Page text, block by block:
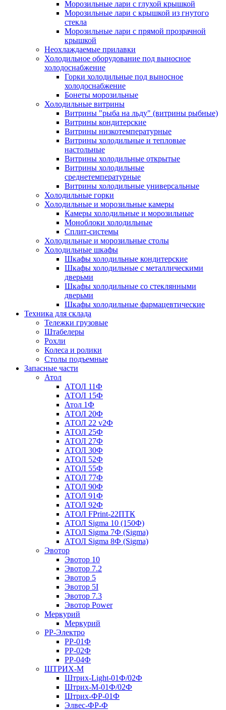
Морозильные лари с глухой крышкой
Морозильные лари с крышкой из гнутого
стекла
Морозильные лари с прямой прозрачной
крышкой
Неохлаждаемые прилавки
Холодильное оборудование под выносное
холодоснабжение
Горки холодильные под выносное
холодоснабжение
Бонеты морозильные
Холодильные витрины
Витрины "рыба на льду" (витрины рыбные)
Витрины кондитерские
Витрины низкотемпературные
Витрины холодильные и тепловые
настольные
Витрины холодильные открытые
Витрины холодильные
среднетемпературные
Витрины холодильные универсальные
Холодильные горки
Холодильные и морозильные камеры
Камеры холодильные и морозильные
Моноблоки холодильные
Сплит-системы
Холодильные и морозильные столы
Холодильные шкафы
Шкафы холодильные кондитерские
Шкафы холодильные с металлическими
дверьми
Шкафы холодильные со стеклянными
дверьми
Шкафы холодильные фармацевтические
Техника для склада
Тележки грузовые
Штабелеры
Рохли
Колеса и ролики
Столы подъемные
Запасные части
Атол
АТОЛ 11Ф
АТОЛ 15Ф
Атол 1Ф
АТОЛ 20Ф
АТОЛ 22 v2Ф
АТОЛ 25Ф
АТОЛ 27Ф
АТОЛ 30Ф
АТОЛ 52Ф
АТОЛ 55Ф
АТОЛ 77Ф
АТОЛ 90Ф
АТОЛ 91Ф
АТОЛ 92Ф
АТОЛ FPrint-22ПТК
АТОЛ Sigma 10 (150Ф)
АТОЛ Sigma 7Ф (Sigma)
АТОЛ Sigma 8Ф (Sigma)
Эвотор
Эвотор 10
Эвотор 7.2
Эвотор 5
Эвотор 5I
Эвотор 7.3
Эвотор Power
Меркурий
Меркурий
РР-Электро
РР-01Ф
РР-02Ф
РР-04Ф
ШТРИХ-М
Штрих-Light-01Ф/02Ф
Штрих-М-01Ф/02Ф
Штрих-ФР-01Ф
Элвес-ФР-Ф